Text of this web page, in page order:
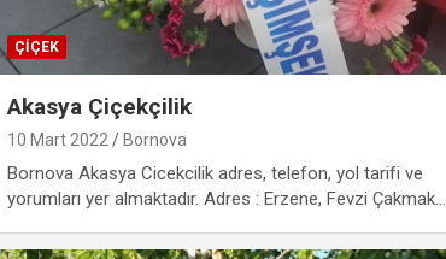
ÇIÇEK
Akasya Çiçekçilik
10 Mart 2022 Bornova
Bornova Akasya Cicekcilik adres, telefon, yol tarifi ve
yorumları yer almaktadır. Adres : Erzene, Fevzi Çakmak…